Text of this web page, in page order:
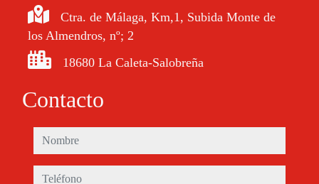
Ctra. de Málaga, Km,1, Subida Monte de
los Almendros, nº; 2
18680 La Caleta-Salobreña
Contacto
nombre
teléfono